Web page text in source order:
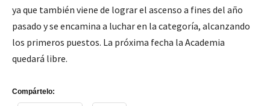
ya que también viene de lograr el ascenso a fines del año
pasado y se encamina a luchar en la categoría, alcanzando
los primeros puestos. La próxima fecha la Academia
quedará libre.
Compártelo: